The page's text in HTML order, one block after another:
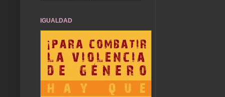
IGUALDAD